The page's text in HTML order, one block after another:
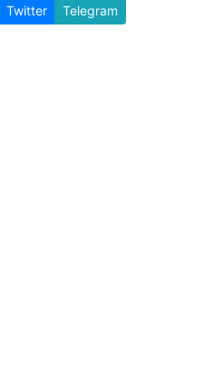
Twitter Telegram